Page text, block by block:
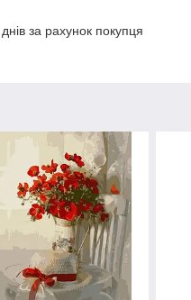
за рахунок покупця